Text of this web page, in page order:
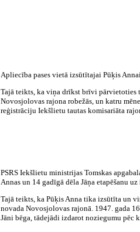
Apliecība pases vietā izsūtītajai Pūķis
Tajā teikts, ka viņa drīkst brīvi pārvietoties
Novosjolovas rajona robežās, un katru
reģistrāciju Iekšlietu tautas komisariāta
PSRS Iekšlietu ministrijas Tomskas
Annas un 14 gadīgā dēla Jāņa etapēšanu
Tajā teikts, ka Pūķis Anna tika izsūtīta un
novada Novosjolovas rajonā. 1947. gada
Jāni bēga, tādejādi izdarot noziegumu pēc